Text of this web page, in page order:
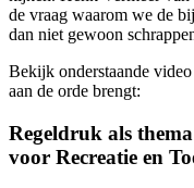
de vraag waarom we de
dan niet gewoon
Bekijk onderstaande
aan de orde brengt:
Regeldruk als
voor Recreatie en